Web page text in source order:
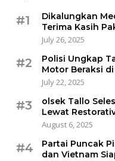
#1
Dikalungkan
Terima Kasih
July 26, 2025
#2
Polisi Ungkap
Motor Beraksi
July 22, 2025
#3
olsek Tallo
Lewat
August 6, 2025
#4
Partai Puncak
dan Vietnam